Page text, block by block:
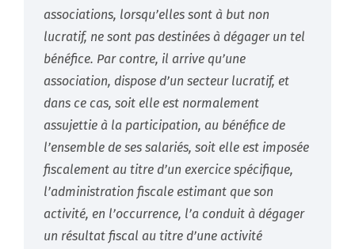
associations, lorsqu’elles sont à but non
lucratif, ne sont pas destinées à dégager un tel
bénéfice. Par contre, il arrive qu’une
association, dispose d’un secteur lucratif, et
dans ce cas, soit elle est normalement
assujettie à la participation, au bénéfice de
l’ensemble de ses salariés, soit elle est imposée
fiscalement au titre d’un exercice spécifique,
l’administration fiscale estimant que son
activité, en l’occurrence, l’a conduit à dégager
un résultat fiscal au titre d’une activité